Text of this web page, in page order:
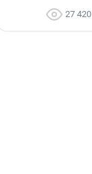
27 420